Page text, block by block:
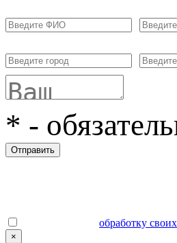
* -
Отправить
обработку
×